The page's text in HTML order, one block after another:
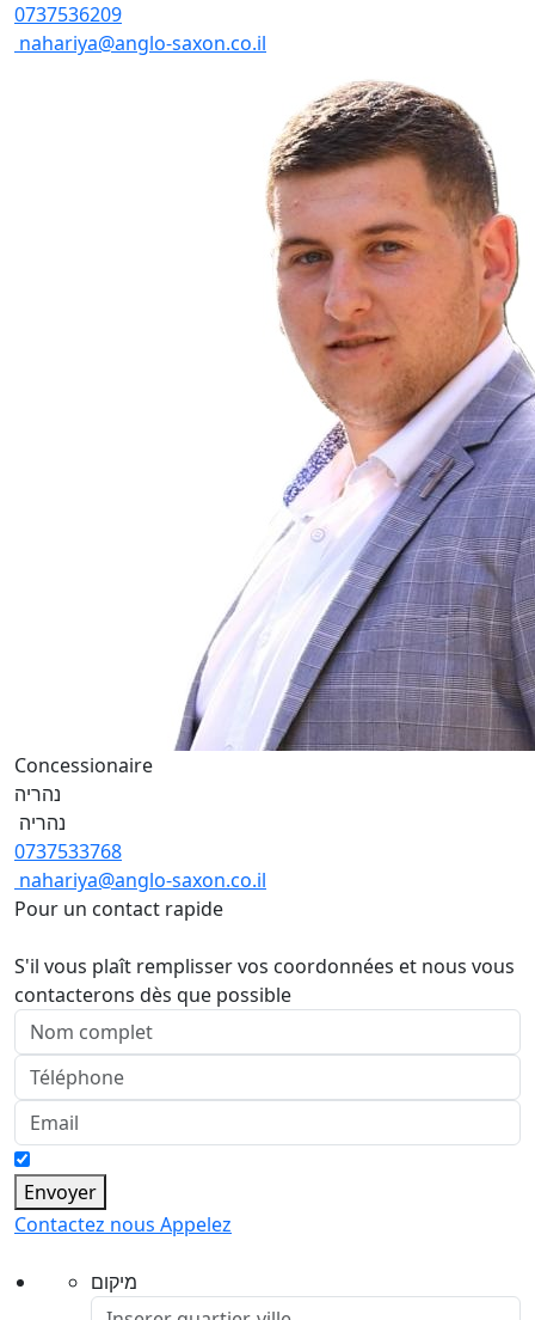
0737536209
nahariya@anglo-saxon.co.il
Concessionaire
נהריה
נהריה
0737533768
nahariya@anglo-saxon.co.il
Pour un contact rapide
S'il vous plaît remplisser vos coordonnées et nous vous
contacterons dès que possible
Envoyer
Contactez nous Appelez
מיקום